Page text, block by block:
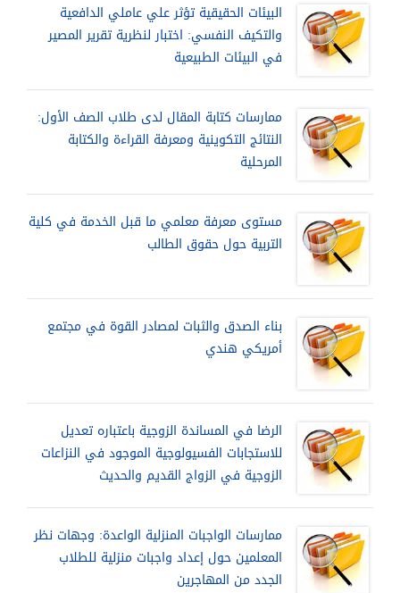
البيئات الحقيقية تؤثر علي عاملي الدافعية
والتكيف النفسي: اختبار لنظرية تقرير المصير
في البيئات الطبيعية
ممارسات كتابة المقال لدى طلاب الصف الأول:
النتائج التكوينية ومعرفة القراءة والكتابة
المرحلية
مستوى معرفة معلمي ما قبل الخدمة في كلية
التربية حول حقوق الطالب
بناء الصدق والثبات لمصادر القوة في مجتمع
أمريكي هندي
الرضا في المساندة الزوجية باعتباره تعديل
للاستجابات الفسيولوجية الموجود في النزاعات
الزوجية في الزواج القديم والحديث
ممارسات الواجبات المنزلية الواعدة: وجهات نظر
المعلمين حول إعداد واجبات منزلية للطلاب
الجدد من المهاجرين